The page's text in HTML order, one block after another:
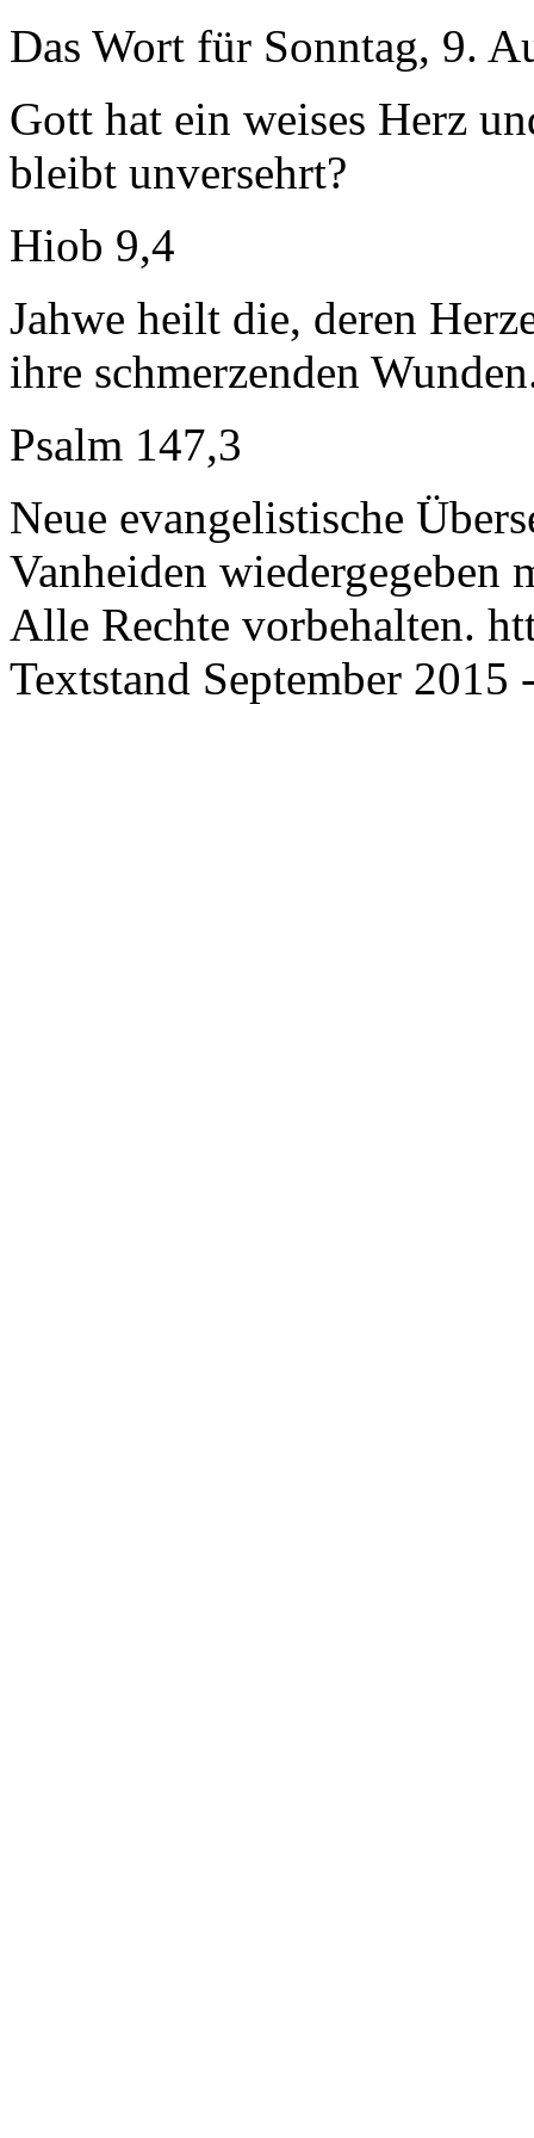
Das Wort für Sonntag, 9.
Gott hat ein weises Herz
bleibt unversehrt?
Hiob 9,4
Jahwe heilt die, deren
ihre schmerzenden
Psalm 147,3
Neue evangelistische
Vanheiden
Alle Rechte vorbehalten.
Textstand September 2015